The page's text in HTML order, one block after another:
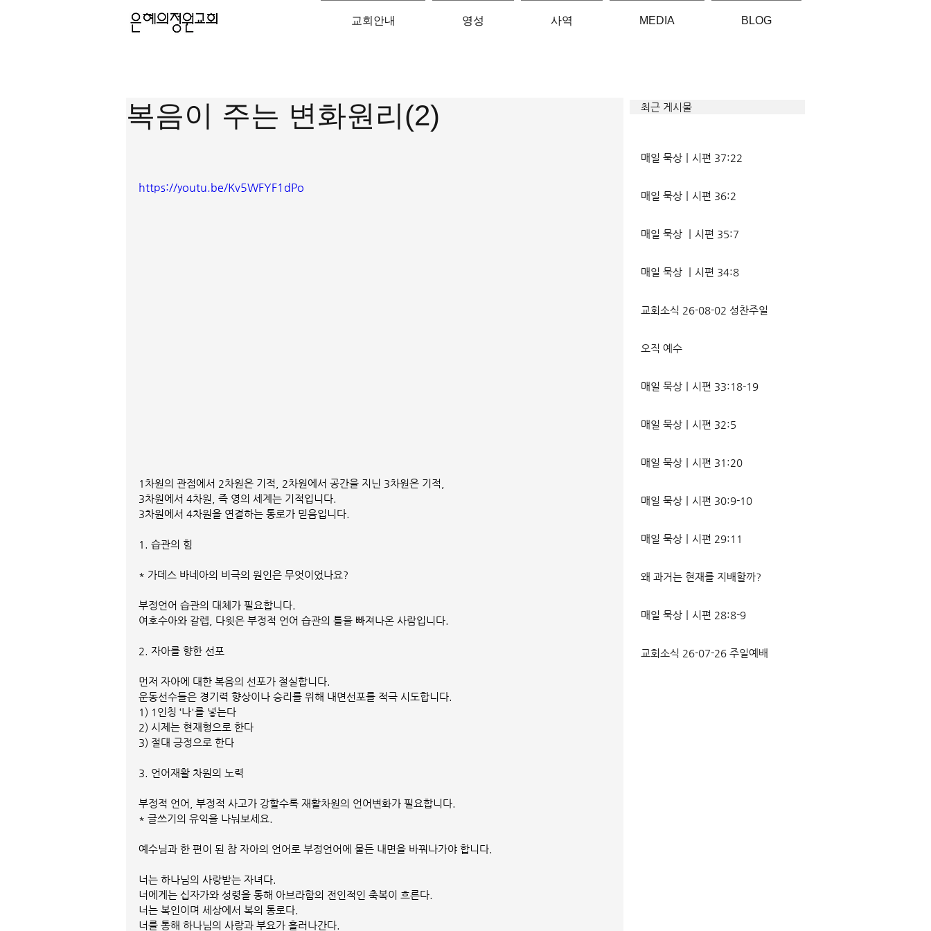
교회안내 영성 사역 MEDIA BLOG
최근 게시물
복음이 주는 변화원리(2)
https://youtu.be/Kv5WFYF1dPo
1차원의 관점에서 2차원은 기적, 2차원에서 공간을 지닌 3차원은 기적,
3차원에서 4차원, 즉 영의 세계는 기적입니다.
3차원에서 4차원을 연결하는 통로가 믿음입니다.
1. 습관의 힘
* 가데스 바네아의 비극의 원인은 무엇이었나요?
부정언어 습관의 대체가 필요합니다.
여호수아와 갈렙, 다윗은 부정적 언어 습관의 틀을 빠져나온 사람입니다.
2. 자아를 향한 선포
먼저 자아에 대한 복음의 선포가 절실합니다.
운동선수들은 경기력 향상이나 승리를 위해 내면선포를 적극 시도합니다.
1) 1인칭 ‘나'를 넣는다
2) 시제는 현재형으로 한다
3) 절대 긍정으로 한다
3. 언어재활 차원의 노력
부정적 언어, 부정적 사고가 강할수록 재활차원의 언어변화가 필요합니다.
* 글쓰기의 유익을 나눠보세요.
예수님과 한 편이 된 참 자아의 언어로 부정언어에 물든 내면을 바꿔나가야 합니다.
너는 하나님의 사랑받는 자녀다.
너에게는 십자가와 성령을 통해 아브라함의 전인적인 축복이 흐른다.
너는 복인이며 세상에서 복의 통로다.
너를 통해 하나님의 사랑과 부요가 흘러나간다.
매일 묵상ㅣ시편 37:22
매일 묵상ㅣ시편 36:2
매일 묵상 ㅣ시편 35:7
매일 묵상 ㅣ시편 34:8
교회소식 26-08-02 성찬주일
오직 예수
매일 묵상ㅣ시편 33:18-19
매일 묵상ㅣ시편 32:5
매일 묵상ㅣ시편 31:20
매일 묵상ㅣ시편 30:9-10
매일 묵상ㅣ시편 29:11
왜 과거는 현재를 지배할까?
매일 묵상ㅣ시편 28:8-9
교회소식 26-07-26 주일예배